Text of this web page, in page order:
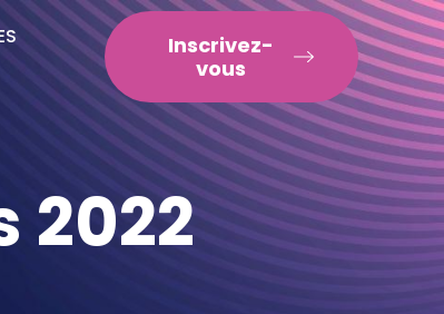
Inscrivez-
vous
2022